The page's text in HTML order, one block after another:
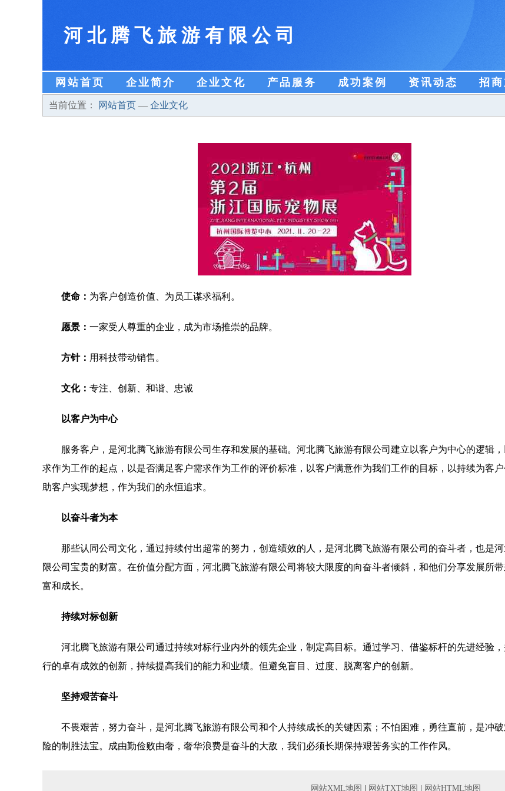
河北腾飞旅游有限公司
网站首页 企业简介 企业文化 产品服务 成功案例 资讯动态 招商
当前位置： 网站首页 — 企业文化
使命： 为客户创造价值、为员工谋求福利。
愿景： 一家受人尊重的企业，成为市场推崇的品牌。
方针： 用科技带动销售。
文化： 专注、创新、和谐、忠诚
以客户为中心
服务客户，是河北腾飞旅游有限公司生存和发展的基础。河北腾飞旅游有限公司建立以客户为中心的逻辑
求作为工作的起点，以是否满足客户需求作为工作的评价标准，以客户满意作为我们工作的目标，以持续为客
助客户实现梦想，作为我们的永恒追求。
以奋斗者为本
那些认同公司文化，通过持续付出超常的努力，创造绩效的人，是河北腾飞旅游有限公司的奋斗者，也是
限公司宝贵的财富。在价值分配方面，河北腾飞旅游有限公司将较大限度的向奋斗者倾斜，和他们分享发展所
富和成长。
持续对标创新
河北腾飞旅游有限公司通过持续对标行业内外的领先企业，制定高目标。通过学习、借鉴标杆的先进经验
行的卓有成效的创新，持续提高我们的能力和业绩。但避免盲目、过度、脱离客户的创新。
坚持艰苦奋斗
不畏艰苦，努力奋斗，是河北腾飞旅游有限公司和个人持续成长的关键因素；不怕困难，勇往直前，是冲
险的制胜法宝。成由勤俭败由奢，奢华浪费是奋斗的大敌，我们必须长期保持艰苦务实的工作作风。
网站XML地图 网站TXT地图 网站HTML地图